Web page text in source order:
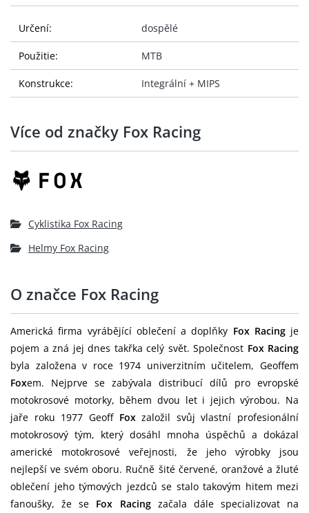
Určení: dospělé
Použitie: MTB
Konstrukce: Integrální + MIPS
Více od značky Fox Racing
Cyklistika Fox Racing
Helmy Fox Racing
O značce Fox Racing
Americká firma vyrábějící oblečení a doplňky Fox Racingje
pojem a zná jej dnes takřka celý svět. Společnost Fox Racing
byla založena v roce 1974 univerzitním učitelem, Geoffem
Foxem. Nejprve se zabývala distribucí dílů pro evropské
motokrosové motorky, během dvou let i jejich výrobou. Na
jaře roku 1977 Geoff Foxzaložil svůj vlastní profesionální
motokrosový tým, který dosáhl mnoha úspěchů a dokázal
americké motokrosové veřejnosti, že jeho výrobky jsou
nejlepší ve svém oboru. Ručně šité červené, oranžové a žluté
oblečení jeho týmových jezdců se stalo takovým hitem mezi
fanoušky, že se Fox Racingzačala dále specializovat na